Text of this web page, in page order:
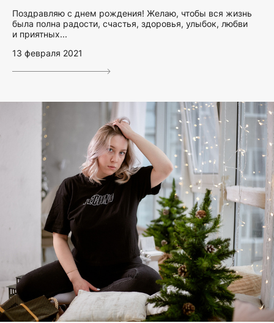
Поздравляю с днем рождения! Желаю, чтобы вся жизнь
была полна радости, счастья, здоровья, улыбок, любви
и приятных...
13 февраля 2021